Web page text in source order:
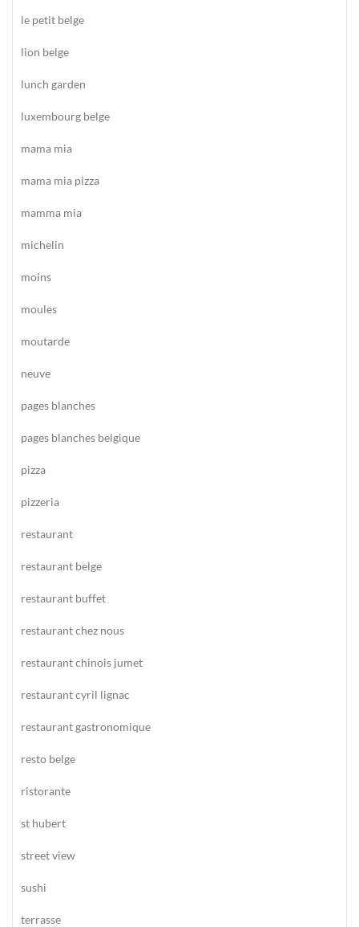
le petit belge
lion belge
lunch garden
luxembourg belge
mama mia
mama mia pizza
mamma mia
michelin
moins
moules
moutarde
neuve
pages blanches
pages blanches belgique
pizza
pizzeria
restaurant
restaurant belge
restaurant buffet
restaurant chez nous
restaurant chinois jumet
restaurant cyril lignac
restaurant gastronomique
resto belge
ristorante
st hubert
street view
sushi
terrasse